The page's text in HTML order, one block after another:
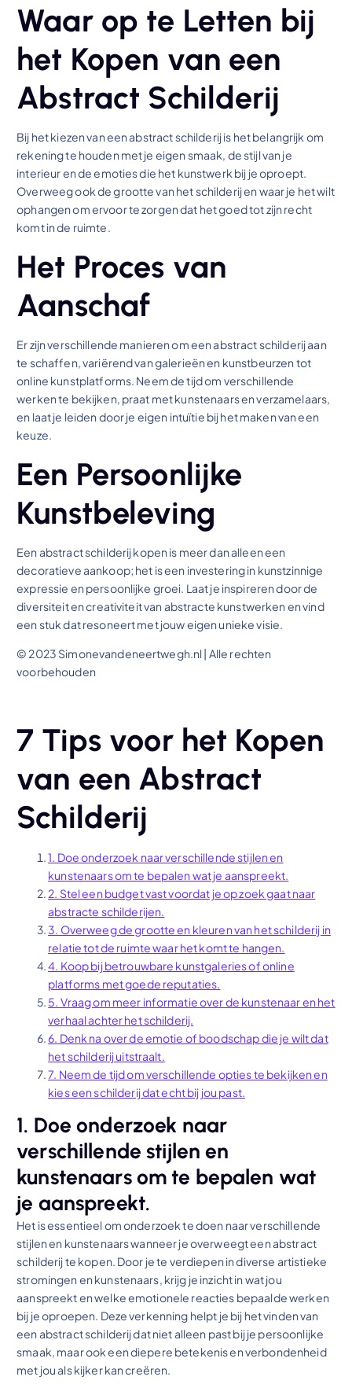
Waar op te Letten bij
het Kopen van een
Abstract Schilderij
Bij het kiezen van een abstract schilderij is het belangrijk om
rekening te houden met je eigen smaak, de stijl van je
interieur en de emoties die het kunstwerk bij je oproept.
Overweeg ook de grootte van het schilderij en waar je het wilt
ophangen om ervoor te zorgen dat het goed tot zijn recht
komt in de ruimte.
Het Proces van
Aanschaf
Er zijn verschillende manieren om een abstract schilderij aan
te schaffen, variërend van galerieën en kunstbeurzen tot
online kunstplatforms. Neem de tijd om verschillende
werken te bekijken, praat met kunstenaars en verzamelaars,
en laat je leiden door je eigen intuïtie bij het maken van een
keuze.
Een Persoonlijke
Kunstbeleving
Een abstract schilderij kopen is meer dan alleen een
decoratieve aankoop; het is een investering in kunstzinnige
expressie en persoonlijke groei. Laat je inspireren door de
diversiteit en creativiteit van abstracte kunstwerken en vind
een stuk dat resoneert met jouw eigen unieke visie.
© 2023 Simonevandeneertwegh.nl | Alle rechten
voorbehouden
7 Tips voor het Kopen
van een Abstract
Schilderij
1. Doe onderzoek naar verschillende stijlen en
kunstenaars om te bepalen wat je aanspreekt.
2. Stel een budget vast voordat je op zoek gaat naar
abstracte schilderijen.
3. Overweeg de grootte en kleuren van het schilderij in
relatie tot de ruimte waar het komt te hangen.
4. Koop bij betrouwbare kunstgaleries of online
platforms met goede reputaties.
5. Vraag om meer informatie over de kunstenaar en het
verhaal achter het schilderij.
6. Denk na over de emotie of boodschap die je wilt dat
het schilderij uitstraalt.
7. Neem de tijd om verschillende opties te bekijken en
kies een schilderij dat echt bij jou past.
1. Doe onderzoek naar
verschillende stijlen en
kunstenaars om te bepalen wat
je aanspreekt.
Het is essentieel om onderzoek te doen naar verschillende
stijlen en kunstenaars wanneer je overweegt een abstract
schilderij te kopen. Door je te verdiepen in diverse artistieke
stromingen en kunstenaars, krijg je inzicht in wat jou
aanspreekt en welke emotionele reacties bepaalde werken
bij je oproepen. Deze verkenning helpt je bij het vinden van
een abstract schilderij dat niet alleen past bij je persoonlijke
smaak, maar ook een diepere betekenis en verbondenheid
met jou als kijker kan creëren.